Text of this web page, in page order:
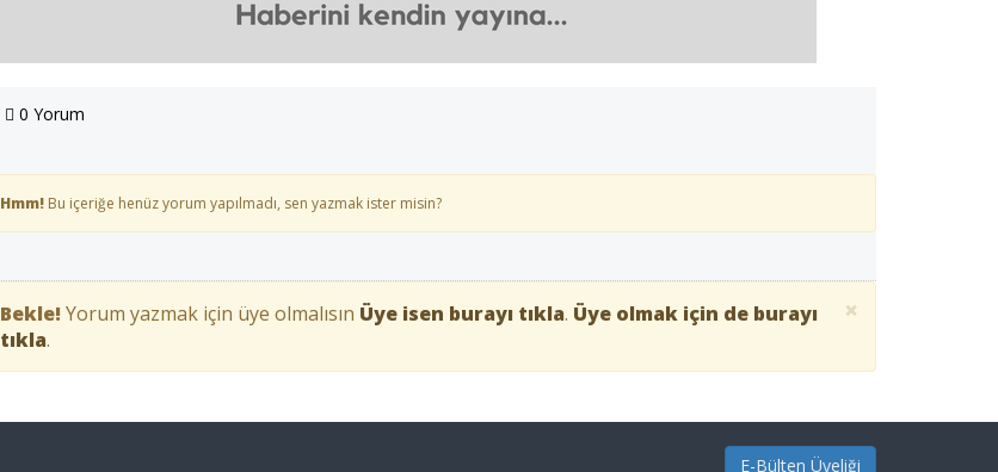
0 Yorum
Hmm! Bu içeriğe henüz yorum yapılmadı, sen yazmak ister misin?
×
Bekle! Yorum yazmak için üye olmalısın Üye isen burayı tıkla. Üye olmak için de burayı
tıkla.
E-Bülten Üyeliği